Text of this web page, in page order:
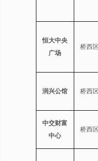
恒大中央
广场
桥西
润兴公馆 桥西
中交财富
中心
桥西